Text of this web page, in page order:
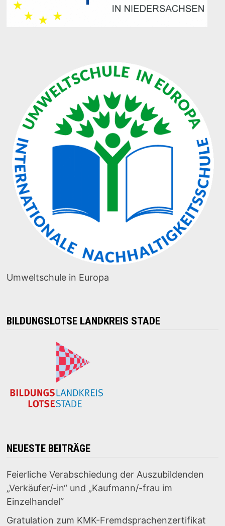
Umweltschule in Europa
BILDUNGSLOTSE LANDKREIS STADE
NEUESTE BEITRÄGE
Feierliche Verabschiedung der Auszubildenden
„Verkäufer/-in“ und „Kaufmann/-frau im
Einzelhandel“
Gratulation zum KMK-Fremdsprachenzertifikat